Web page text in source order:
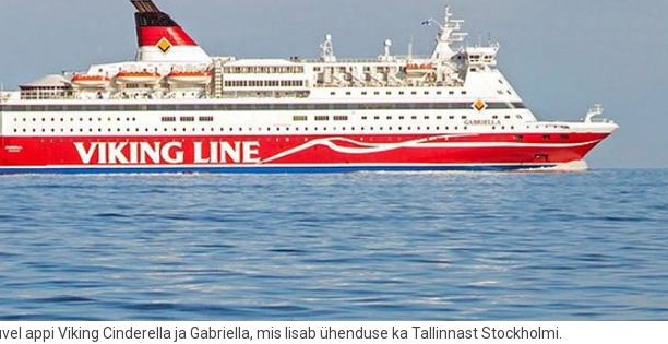
appi Viking Cinderella ja Gabriella, mis lisab ühenduse ka Tallinnast Stockholmi.